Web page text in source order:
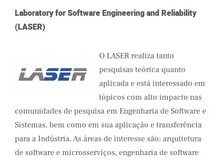
Laboratory for Software Engineering and Reliability
(LASER)
O LASER realiza tanto
pesquisas teórica quanto
aplicada e está interessado em
tópicos com alto impacto nas
comunidades de pesquisa em Engenharia de Software e
Sistemas, bem como em sua aplicação e transferência
para a Indústria. As áreas de interesse são: arquitetura
de software e microsserviços, engenharia de software